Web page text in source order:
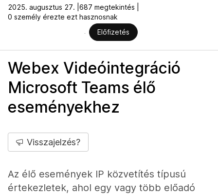
2025. augusztus 27. | 687 megtekintés |
0 személy érezte ezt hasznosnak
Előfizetés
Webex Videóintegráció
Microsoft Teams élő
eseményekhez
Visszajelzés?
Az élő események IP közvetítés típusú
értekezletek, ahol egy vagy több előadó